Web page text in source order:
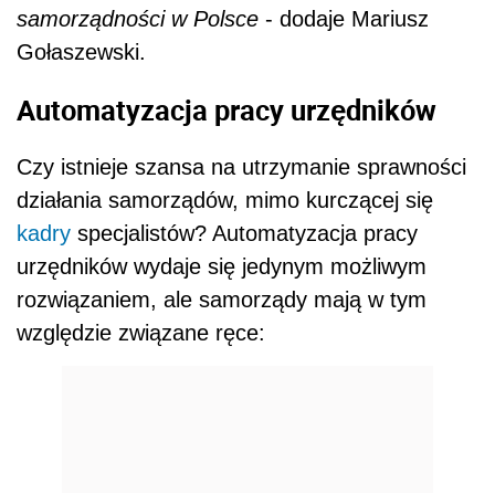
samorządności w Polsce - dodaje Mariusz
Gołaszewski.
Automatyzacja pracy urzędników
Czy istnieje szansa na utrzymanie sprawności
działania samorządów, mimo kurczącej się
kadry specjalistów? Automatyzacja pracy
urzędników wydaje się jedynym możliwym
rozwiązaniem, ale samorządy mają w tym
względzie związane ręce: